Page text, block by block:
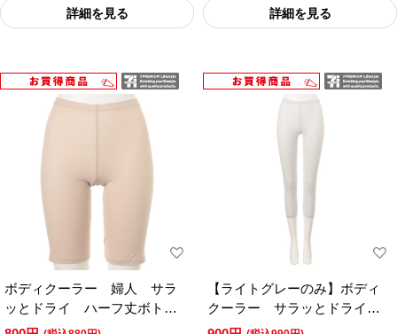
詳細を見る 詳細を見る
ボディクーラー 婦人 サラ
ッとドライ ハーフ丈ボトム
／セブンプレミアムライフス
【ライトグレーのみ】ボディ
クーラー サラッとドライ
７分丈ボトム／セブンプレミ